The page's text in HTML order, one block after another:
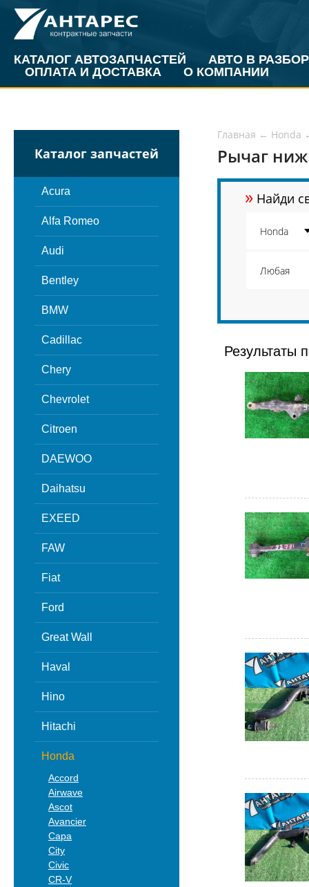
КАТАЛОГ АВТОЗАПЧАСТЕЙ
АВТО В РАЗБОР
ОПЛАТА И ДОСТАВКА
О КОМПАНИИ
Каталог запчастей
Acura
Alfa Romeo
Audi
Bentley
BMW
Cadillac
Chery
Chevrolet
Citroen
DAEWOO
Daihatsu
EXEED
FAW
Fiat
Ford
Great Wall
Haval
Hino
Hitachi
Honda
Accord
Airwave
Ascot
Avancier
Capa
City
Civic
CR-V
Главная ← Honda
Рычаг
» Найди
Результаты